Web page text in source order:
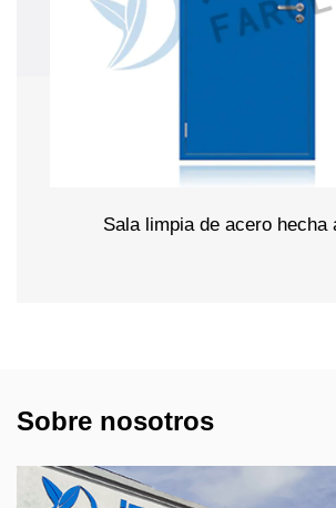
Sala limpia de acero hecha
Sobre nosotros